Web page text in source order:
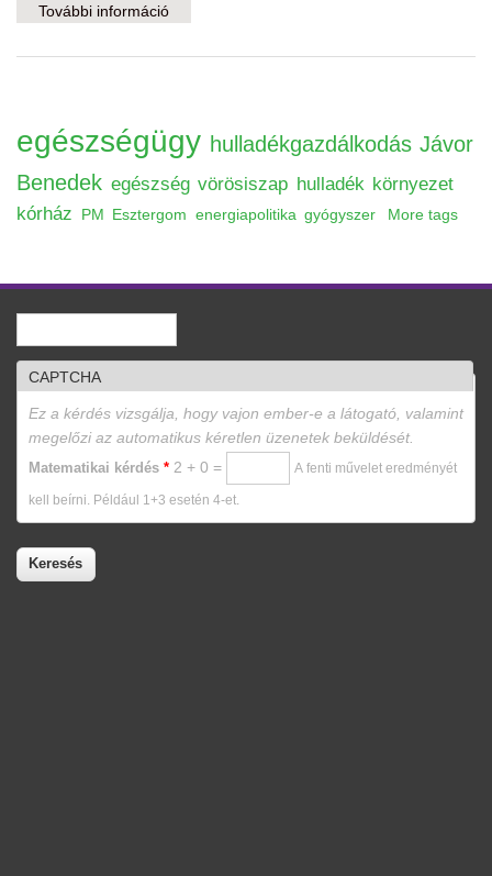
További információ
egészségügy hulladékgazdálkodás Jávor
Benedek egészség vörösiszap hulladék környezet
kórház
PM Esztergom energiapolitika gyógyszer More tags
CAPTCHA
Ez a kérdés vizsgálja, hogy vajon ember-e a látogató, valamint
megelőzi az automatikus kéretlen üzenetek beküldését.
Matematikai kérdés * 2 + 0 = A fenti művelet eredményét
kell beírni. Például 1+3 esetén 4-et.